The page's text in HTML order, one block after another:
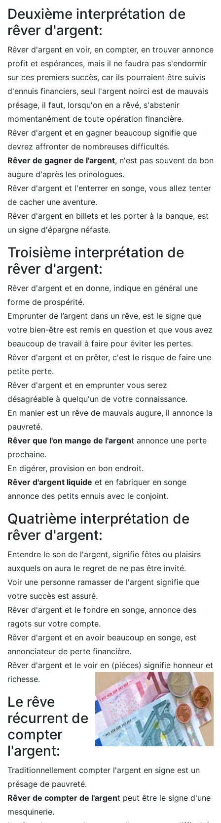
Deuxième interprétation de
rêver d'argent:
Rêver d'argent en voir, en compter, en trouver annonce
profit et espérances, mais il ne faudra pas s'endormir
sur ces premiers succès, car ils pourraient être suivis
d'ennuis financiers, seul l'argent noirci est de mauvais
présage, il faut, lorsqu'on en a rêvé, s'abstenir
momentanément de toute opération financière.
Rêver d'argent et en gagner beaucoup signifie que
devrez affronter de nombreuses difficultés.
Rêver de gagner de l'argent, n'est pas souvent de bon
augure d'après les orinologues.
Rêver d'argent et l'enterrer en songe, vous allez tenter
de cacher une aventure.
Rêver d'argent en billets et les porter à la banque, est
un signe d'épargne néfaste.
Troisième interprétation de
rêver d'argent:
Rêver d'argent et en donne, indique en général une
forme de prospérité.
Emprunter de l’argent dans un rêve, est le signe que
votre bien-être est remis en question et que vous avez
beaucoup de travail à faire pour éviter les pertes.
Rêver d'argent et en prêter, c'est le risque de faire une
petite perte.
Rêver d'argent et en emprunter vous serez
désagréable à quelqu'un de votre connaissance.
En manier est un rêve de mauvais augure, il annonce la
pauvreté.
Rêver que l'on mange de l'argent annonce une perte
prochaine.
En digérer, provision en bon endroit.
Rêver d'argent liquide et en fabriquer en songe
annonce des petits ennuis avec le conjoint.
Quatrième interprétation de
rêver d'argent:
Entendre le son de l'argent, signifie fêtes ou plaisirs
auxquels on aura le regret de ne pas être invité.
Voir une personne ramasser de l'argent signifie que
votre succès est assuré.
Rêver d'argent et le fondre en songe, annonce des
ragots sur votre compte.
Rêver d'argent et en avoir beaucoup en songe, est
annonciateur de perte financière.
Rêver d'argent et le voir en (pièces) signifie honneur et
richesse.
Le rêve
récurrent de
compter
l'argent:
Traditionnellement compter l'argent en signe est un
présage de pauvreté.
Rêver de compter de l'argent peut être le signe d'une
mesquinerie.